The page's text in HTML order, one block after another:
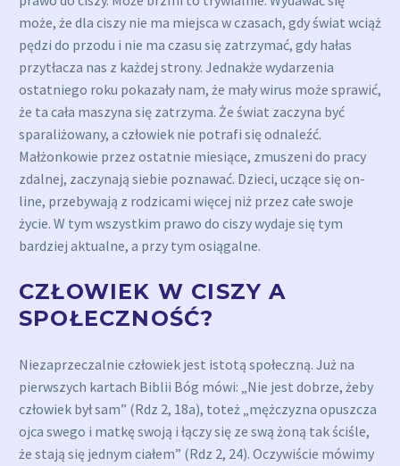
może, że dla ciszy nie ma miejsca w czasach, gdy świat wciąż
pędzi do przodu i nie ma czasu się zatrzymać, gdy hałas
przytłacza nas z każdej strony. Jednakże wydarzenia
ostatniego roku pokazały nam, że mały wirus może sprawić,
że ta cała maszyna się zatrzyma. Że świat zaczyna być
sparaliżowany, a człowiek nie potrafi się odnaleźć.
Małżonkowie przez ostatnie miesiące, zmuszeni do pracy
zdalnej, zaczynają siebie poznawać. Dzieci, uczące się on-
line, przebywają z rodzicami więcej niż przez całe swoje
życie. W tym wszystkim prawo do ciszy wydaje się tym
bardziej aktualne, a przy tym osiągalne.
CZŁOWIEK W CISZY A
SPOŁECZNOŚĆ?
Niezaprzeczalnie człowiek jest istotą społeczną. Już na
pierwszych kartach Biblii Bóg mówi: „Nie jest dobrze, żeby
człowiek był sam” (Rdz 2, 18a), toteż „mężczyzna opuszcza
ojca swego i matkę swoją i łączy się ze swą żoną tak ściśle,
że stają się jednym ciałem” (Rdz 2, 24). Oczywiście mówimy